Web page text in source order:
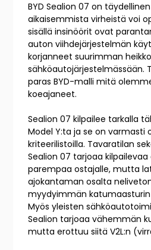
BYD Sealion 07 on
aikaisemmista virheistä voi
sisällä insinöörit ovat
auton viihdejärjestelmän
korjanneet suurimman
sähköautojärjestelmässään.
paras BYD-malli mitä
koeajaneet.
Sealion 07 kilpailee tarkalla
Model Y:ta ja se on varmasti
kriteerilistoilla. Tavaratilan
Sealion 07 tarjoaa
parempaa ostajalle, mutta
ajokantaman osalta
myydyimmän katumaasturin
Myös yleisten
Sealion tarjoaa vähemmän
mutta erottuu siitä V2L:n